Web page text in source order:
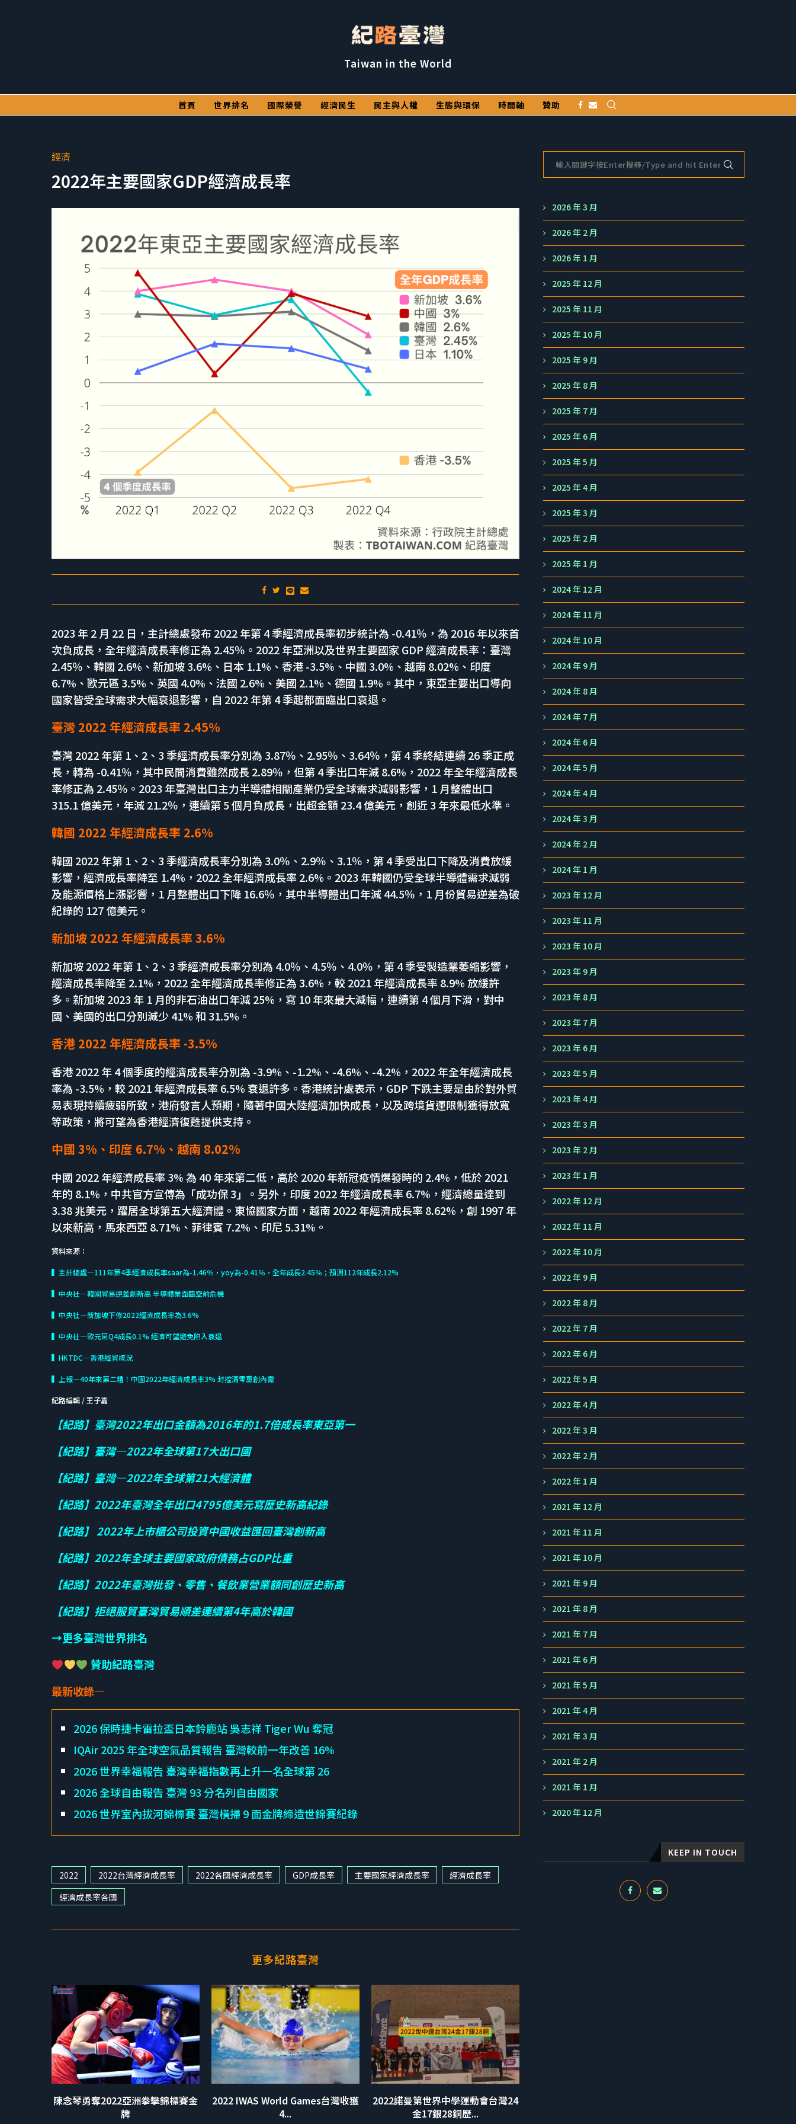
Taiwan in the World
首頁 世界排名 國際榮譽 經濟民生 民主與人權 生態與環保 時間軸 贊助
經濟
2022年主要國家GDP經濟成長率
2023 年 2 月 22 日，主計總處發布 2022 年第 4 季經濟成長率初步統計為 -0.41％，為 2016 年以來首
次負成長，全年經濟成長率修正為 2.45％。2022 年亞洲以及世界主要國家 GDP 經濟成長率：臺灣
2.45％、韓國 2.6%、新加坡 3.6%、日本 1.1%、香港 -3.5%、中國 3.0%、越南 8.02%、印度
6.7%、歐元區 3.5%、英國 4.0%、法國 2.6%、美國 2.1%、德國 1.9%。其中，東亞主要出口導向
國家皆受全球需求大幅衰退影響，自 2022 年第 4 季起都面臨出口衰退。
臺灣 2022 年經濟成長率 2.45％
臺灣 2022 年第 1、2、3 季經濟成長率分別為 3.87％、2.95％、3.64％，第 4 季終結連續 26 季正成
長，轉為 -0.41％，其中民間消費雖然成長 2.89％，但第 4 季出口年減 8.6%，2022 年全年經濟成長
率修正為 2.45％。2023 年臺灣出口主力半導體相關產業仍受全球需求減弱影響，1 月整體出口
315.1 億美元，年減 21.2％，連續第 5 個月負成長，出超金額 23.4 億美元，創近 3 年來最低水準。
韓國 2022 年經濟成長率 2.6%
韓國 2022 年第 1、2、3 季經濟成長率分別為 3.0％、2.9％、3.1％，第 4 季受出口下降及消費放緩
影響，經濟成長率降至 1.4%，2022 全年經濟成長率 2.6%。2023 年韓國仍受全球半導體需求減弱
及能源價格上漲影響，1 月整體出口下降 16.6％，其中半導體出口年減 44.5％，1 月份貿易逆差為破
紀錄的 127 億美元。
新加坡 2022 年經濟成長率 3.6%
新加坡 2022 年第 1、2、3 季經濟成長率分別為 4.0％、4.5％、4.0％，第 4 季受製造業萎縮影響，
經濟成長率降至 2.1%，2022 全年經濟成長率修正為 3.6%，較 2021 年經濟成長率 8.9% 放緩許
多。新加坡 2023 年 1 月的非石油出口年減 25%，寫 10 年來最大減幅，連續第 4 個月下滑，對中
國、美國的出口分別減少 41% 和 31.5%。
香港 2022 年經濟成長率 -3.5%
香港 2022 年 4 個季度的經濟成長率分別為 -3.9%、-1.2%、-4.6%、-4.2%，2022 年全年經濟成長
率為 -3.5%，較 2021 年經濟成長率 6.5% 衰退許多。香港統計處表示，GDP 下跌主要是由於對外貿
易表現持續疲弱所致，港府發言人預期，隨著中國大陸經濟加快成長，以及跨境貨運限制獲得放寬
等政策，將可望為香港經濟復甦提供支持。
中國 3%、印度 6.7%、越南 8.02%
中國 2022 年經濟成長率 3% 為 40 年來第二低，高於 2020 年新冠疫情爆發時的 2.4%，低於 2021
年的 8.1%，中共官方宣傳為「成功保 3」。另外，印度 2022 年經濟成長率 6.7%，經濟總量達到
3.38 兆美元，躍居全球第五大經濟體。東協國家方面，越南 2022 年經濟成長率 8.62%，創 1997 年
以來新高，馬來西亞 8.71%、菲律賓 7.2%、印尼 5.31%。
資料來源：
▍主計總處—111年第4季經濟成長率saar為-1.46％，yoy為-0.41％，全年成長2.45％；預測112年成長2.12%
▍中央社—韓國貿易逆差創新高 半導體業面臨空前危機
▍中央社—新加坡下修2022經濟成長率為3.6%
▍中央社—歐元區Q4成長0.1% 經濟可望避免陷入衰退
▍HKTDC—香港經貿概況
▍上報—40年來第二糟！中國2022年經濟成長率3% 封控清零重創內需
紀路編輯 / 王子嘉
【紀路】臺灣2022年出口金額為2016年的1.7倍成長率東亞第一
【紀路】臺灣—2022年全球第17大出口國
【紀路】臺灣—2022年全球第21大經濟體
【紀路】2022年臺灣全年出口4795億美元寫歷史新高紀錄
【紀路】 2022年上市櫃公司投資中國收益匯回臺灣創新高
【紀路】2022年全球主要國家政府債務占GDP比重
【紀路】2022年臺灣批發、零售、餐飲業營業額同創歷史新高
【紀路】拒絕服貿臺灣貿易順差連續第4年高於韓國
→更多臺灣世界排名
贊助紀路臺灣
最新收錄—
2026 保時捷卡雷拉盃日本鈴鹿站 吳志祥 Tiger Wu 奪冠
IQAir 2025 年全球空氣品質報告 臺灣較前一年改善 16%
2026 世界幸福報告 臺灣幸福指數再上升一名全球第 26
2026 全球自由報告 臺灣 93 分名列自由國家
2026 世界室內拔河錦標賽 臺灣橫掃 9 面金牌締造世錦賽紀錄
2022 2022台灣經濟成長率 2022各國經濟成長率 GDP成長率 主要國家經濟成長率
經濟成長率
經濟成長率各國
更多紀路臺灣
陳念琴勇奪2022亞洲拳擊錦標賽金
牌
2022 IWAS World Games台灣收獲
4...
2022諾曼第世界中學運動會台灣24
金17銀28銅歷...
2026 年 3 月
2026 年 2 月
2026 年 1 月
2025 年 12 月
2025 年 11 月
2025 年 10 月
2025 年 9 月
2025 年 8 月
2025 年 7 月
2025 年 6 月
2025 年 5 月
2025 年 4 月
2025 年 3 月
2025 年 2 月
2025 年 1 月
2024 年 12 月
2024 年 11 月
2024 年 10 月
2024 年 9 月
2024 年 8 月
2024 年 7 月
2024 年 6 月
2024 年 5 月
2024 年 4 月
2024 年 3 月
2024 年 2 月
2024 年 1 月
2023 年 12 月
2023 年 11 月
2023 年 10 月
2023 年 9 月
2023 年 8 月
2023 年 7 月
2023 年 6 月
2023 年 5 月
2023 年 4 月
2023 年 3 月
2023 年 2 月
2023 年 1 月
2022 年 12 月
2022 年 11 月
2022 年 10 月
2022 年 9 月
2022 年 8 月
2022 年 7 月
2022 年 6 月
2022 年 5 月
2022 年 4 月
2022 年 3 月
2022 年 2 月
2022 年 1 月
2021 年 12 月
2021 年 11 月
2021 年 10 月
2021 年 9 月
2021 年 8 月
2021 年 7 月
2021 年 6 月
2021 年 5 月
2021 年 4 月
2021 年 3 月
2021 年 2 月
2021 年 1 月
2020 年 12 月
KEEP IN TOUCH